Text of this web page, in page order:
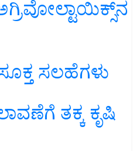
ಸಲಹೆಗಳು
ತಕ್ಕ ಕೃಷಿ